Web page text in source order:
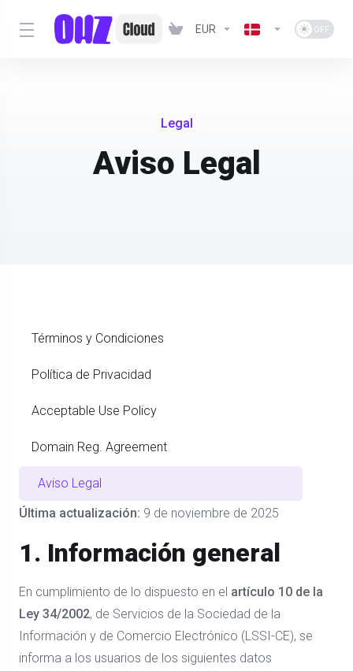
EUR
Legal
Aviso Legal
Términos y Condiciones
Política de Privacidad
Acceptable Use Policy
Domain Reg. Agreement
Aviso Legal
Última actualización: 9 de noviembre de 2025
1. Información general
En cumplimiento de lo dispuesto en el artículo 10 de la
Ley 34/2002, de Servicios de la Sociedad de la
Información y de Comercio Electrónico (LSSI-CE), se
informa a los usuarios de los siguientes datos